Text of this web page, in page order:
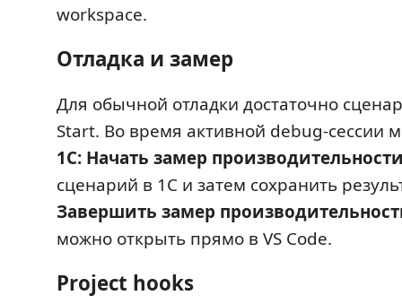
workspace.
Отладка и замер
Для обычной отладки достаточно
Start. Во время активной debug-сессии
1C: Начать замер
сценарий в 1С и затем сохранить
Завершить замер
можно открыть прямо в VS Code.
Project hooks